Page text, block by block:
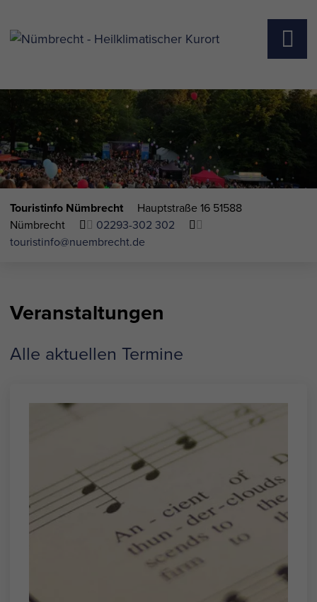
Touristinfo Nümbrecht Hauptstraße 16 51588
Nümbrecht
02293-302 302
touristinfo@nuembrecht.de
Veranstaltungen
Alle aktuellen Termine